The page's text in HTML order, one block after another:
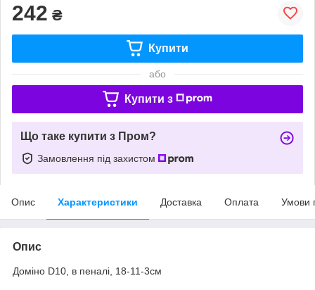
242 ₴
Купити
або
Купити з
Що таке купити з Пром?
Замовлення під захистом
Опис Характеристики Доставка Оплата Умови
Опис
Доміно D10, в пеналі, 18-11-3см